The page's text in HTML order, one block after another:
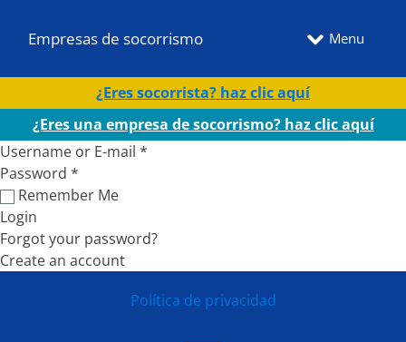
Empresas de socorrismo Menu
¿Eres socorrista? haz clic aquí
¿Eres una empresa de socorrismo? haz clic aquí
Username or E-mail *
Password *
Remember Me
Login
Forgot your password?
Create an account
Política de privacidad